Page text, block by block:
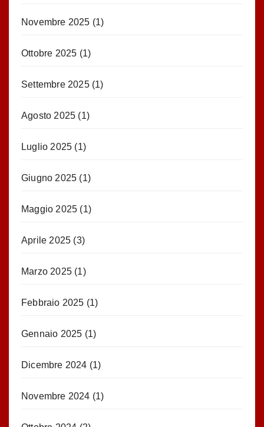
Novembre 2025 (1)
Ottobre 2025 (1)
Settembre 2025(1)
Agosto 2025 (1)
Luglio 2025 (1)
Giugno 2025 (1)
Maggio 2025 (1)
Aprile 2025 (3)
Marzo 2025 (1)
Febbraio 2025 (1)
Gennaio 2025 (1)
Dicembre 2024 (1)
Novembre 2024 (1)